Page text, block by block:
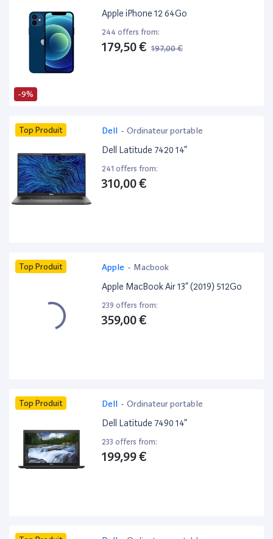
-9%
Apple iPhone 12 64Go
244 offers from:
179,50 € 197,00 €
Top Produit Dell - Ordinateur portable
Dell Latitude 7420 14”
241 offers from:
310,00 €
Top Produit Apple - Macbook
Apple MacBook Air 13” (2019) 512Go
239 offers from:
359,00 €
Top Produit Dell - Ordinateur portable
Dell Latitude 7490 14”
233 offers from:
199,99 €